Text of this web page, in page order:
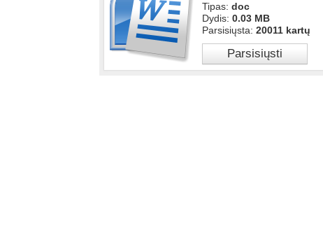
Tipas: doc
Dydis: 0.03 MB
Parsisiųsta: 20011 kartų
Parsisiųsti